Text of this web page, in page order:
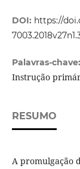
DOI: https://
Palavras-chave:
Instrução
RESUMO
A promulgação